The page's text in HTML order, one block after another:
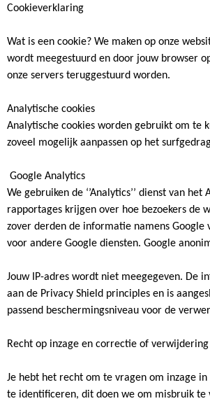
Cookieverklaring
Wat is een cookie? We maken op onze
wordt meegestuurd en door jouw browser
onze servers teruggestuurd worden.
Analytische cookies
Analytische cookies worden gebruikt om te
zoveel mogelijk aanpassen op het
Google Analytics
We gebruiken de ‘’Analytics’’ dienst van
rapportages krijgen over hoe bezoekers de
zover derden de informatie namens
voor andere Google diensten. Google
Jouw IP-adres wordt niet meegegeven. De
aan de Privacy Shield principles en is
passend beschermingsniveau voor de
Recht op inzage en correctie of
Je hebt het recht om te vragen om inzage
te identificeren, dit doen we om misbruik te